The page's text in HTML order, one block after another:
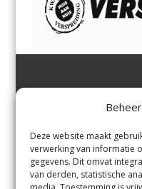
Deze website maakt
verwerking van informatie
gegevens. Dit omvat
van derden, statistische
Margadantstraat 34
0255-533900
info@jutter.nlof
st.nl